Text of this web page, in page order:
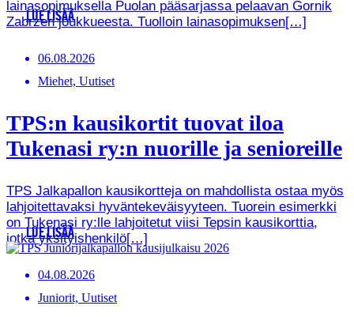
lainasopimuksella Puolan pääsarjassa pelaavan Gornik
Zabrzen joukkueesta. Tuolloin lainasopimuksen[…]
LUE LISÄÄ
06.08.2026
Miehet, Uutiset
TPS:n kausikortit tuovat iloa
Tukenasi ry:n nuorille ja senioreille
TPS Jalkapallon kausikortteja on mahdollista ostaa myös
lahjoitettavaksi hyväntekeväisyyteen. Tuorein esimerkki
on Tukenasi ry:lle lahjoitetut viisi Tepsin kausikorttia,
jotka yksityishenkilö[…]
LUE LISÄÄ
04.08.2026
Juniorit, Uutiset